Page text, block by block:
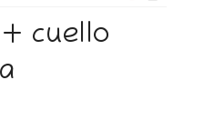
cuello